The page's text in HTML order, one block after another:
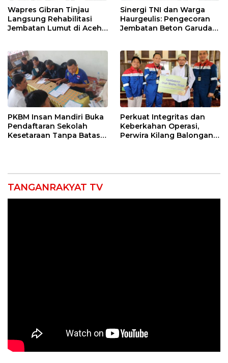
Wapres Gibran Tinjau
Langsung Rehabilitasi
Jembatan Lumut di Aceh
Sinergi TNI dan Warga
Haurgeulis: Pengecoran
Jembatan Beton Garuda
PKBM Insan Mandiri Buka
Pendaftaran Sekolah
Kesetaraan Tanpa Batas
Perkuat Integritas dan
Keberkahan Operasi,
Perwira Kilang Balongan
TANGANRAKYAT TV